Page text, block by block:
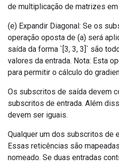
de multiplicação de matrizes
(e) Expandir Diagonal: Se os
operação oposta de (a) será
saída da forma `[3, 3, 3]` são
valores da entrada. Nota: Esta
para permitir o cálculo do
Os subscritos de saída devem
subscritos de entrada. Além
devem ser iguais.
Qualquer um dos subscritos de
Essas reticências são
nomeado. Se duas entradas